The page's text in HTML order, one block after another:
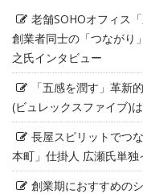
老舗SOHOオフィス
創業者同士の「つながり
之氏インタビュー
「五感を潤す」革新
(ビュレックスファイブ)
長屋スピリットでつ
本町」仕掛人 広瀬氏単独
創業期におすすめの